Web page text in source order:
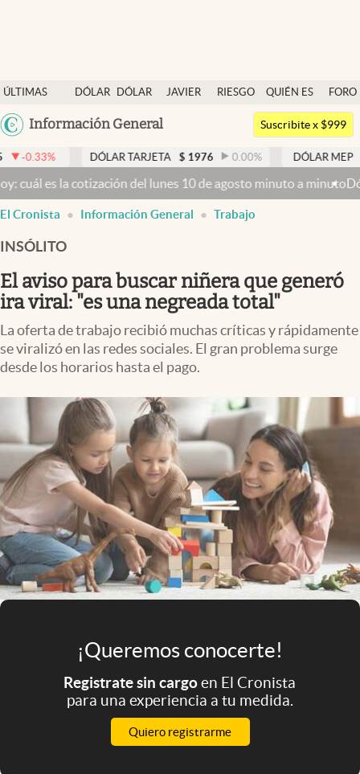
ÚLTIMAS
NOTICIAS
DÓLAR
DÓLAR
JAVIER
RIESGO
QUIÉN ES
QUIÉN
FORO
Argentina
México
Información General
Dólar
Members
Economía y Política
Finanzas y Mercados
Mercados Online
Negocios
Columnistas
Otras secciones
Apertura
Infotechnology
Clase
Clima
Mundial 2026
Eventos Corporativos
El Cronista Studio
Mediakit
abre en nueva pestaña
Argentina
Suscribite x $999
DÓLAR TARJETA $ 1976 0.00% DÓLAR MEP $ 1526,03
cotización del lunes 10 de agosto minuto a minutoDólar hoy y
El Cronista Información General Trabajo
INSÓLITO
El aviso para buscar niñera que generó
ira viral: "es una negreada total"
La oferta de trabajo recibió muchas críticas y rápidamente
se viralizó en las redes sociales. El gran problema surge
desde los horarios hasta el pago.
¡Queremos conocerte!
Registrate sin cargoen El Cronista
para una experiencia a tu medida.
Quiero registrarme